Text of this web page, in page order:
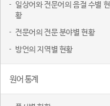
일상어와 전문어의 음절 수별 현
황
전문어의 전문 분야별 현황
방언의 지역별 현황
원어 통계